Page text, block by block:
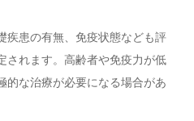
疾患の有無、免疫状態なども評
されます。高齢者や免疫力が低
的な治療が必要になる場合があ